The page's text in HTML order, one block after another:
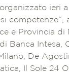
ieri a
competenze”,
e Provincia di
Banca Intesa,
De
Il Sole 24